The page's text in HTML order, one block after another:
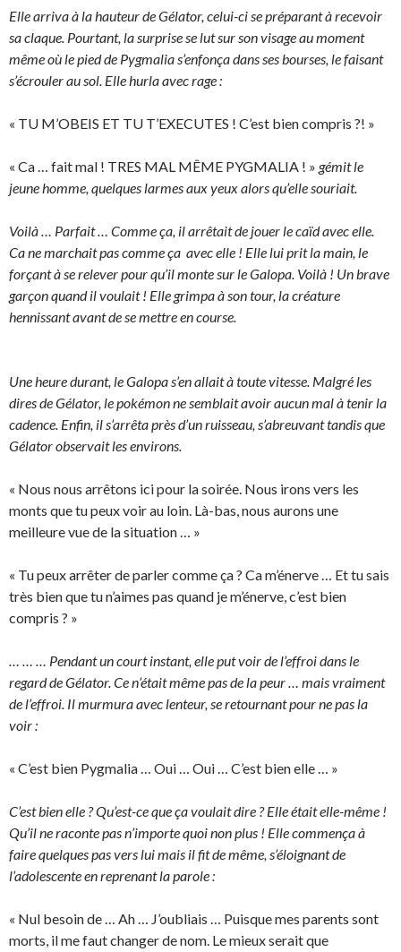
Elle arriva à la hauteur de Gélator, celui-ci se préparant à recevoir
sa claque. Pourtant, la surprise se lut sur son visage au moment
même où le pied de Pygmalia s’enfonça dans ses bourses, le faisant
s’écrouler au sol. Elle hurla avec rage :
« TU M’OBEIS ET TU T’EXECUTES ! C’est bien compris ?! »
« Ca … fait mal ! TRES MAL MÊME PYGMALIA ! » gémit le
jeune homme, quelques larmes aux yeux alors qu’elle souriait.
Voilà … Parfait … Comme ça, il arrêtait de jouer le caïd avec elle.
Ca ne marchait pas comme ça avec elle ! Elle lui prit la main, le
forçant à se relever pour qu’il monte sur le Galopa. Voilà ! Un brave
garçon quand il voulait ! Elle grimpa à son tour, la créature
hennissant avant de se mettre en course.
Une heure durant, le Galopa s’en allait à toute vitesse. Malgré les
dires de Gélator, le pokémon ne semblait avoir aucun mal à tenir la
cadence. Enfin, il s’arrêta près d’un ruisseau, s’abreuvant tandis que
Gélator observait les environs.
« Nous nous arrêtons ici pour la soirée. Nous irons vers les
monts que tu peux voir au loin. Là-bas, nous aurons une
meilleure vue de la situation … »
« Tu peux arrêter de parler comme ça ? Ca m’énerve … Et tu sais
très bien que tu n’aimes pas quand je m’énerve, c’est bien
compris ? »
… … … Pendant un court instant, elle put voir de l’effroi dans le
regard de Gélator. Ce n’était même pas de la peur … mais vraiment
de l’effroi. Il murmura avec lenteur, se retournant pour ne pas la
voir :
« C’est bien Pygmalia … Oui … Oui … C’est bien elle … »
C’est bien elle ? Qu’est-ce que ça voulait dire ? Elle était elle-même !
Qu’il ne raconte pas n’importe quoi non plus ! Elle commença à
faire quelques pas vers lui mais il fit de même, s’éloignant de
l’adolescente en reprenant la parole :
« Nul besoin de … Ah … J’oubliais … Puisque mes parents sont
morts, il me faut changer de nom. Le mieux serait que